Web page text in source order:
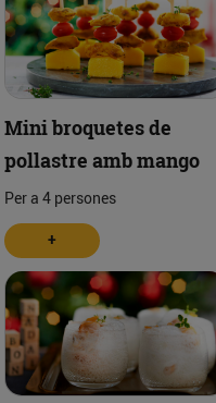
Mini broquetes de
pollastre amb mango
Per a 4 persones
+